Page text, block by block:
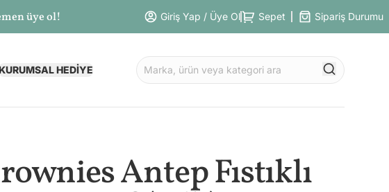
üye ol! Giriş Yap / Üye Ol Sepet Sipariş Durumu
HEDİYE
Antep Fıstıklı